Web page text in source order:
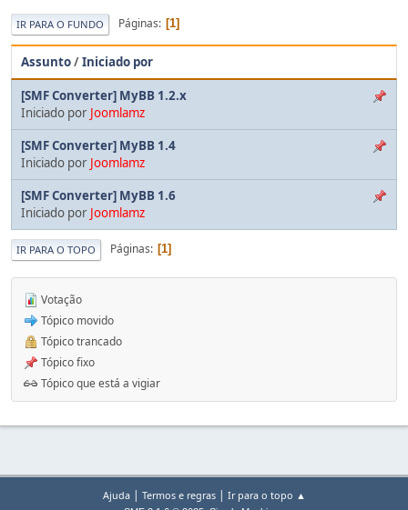
IR PARA O FUNDO Páginas 1
Assunto/Iniciado por
[SMF Converter] MyBB 1.2.x
Iniciado por Joomlamz
[SMF Converter] MyBB 1.4
Iniciado por Joomlamz
[SMF Converter] MyBB 1.6
Iniciado por Joomlamz
IR PARA O TOPO Páginas 1
Votação
Tópico movido
Tópico trancado
Tópico fixo
Tópico que está a vigiar
Ajuda| Termos e regras| Ir para o topo ▲